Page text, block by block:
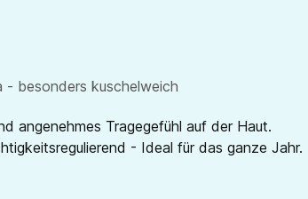
- besonders kuschelweich
angenehmes Tragegefühl auf der Haut.
- Ideal für das ganze Jahr.